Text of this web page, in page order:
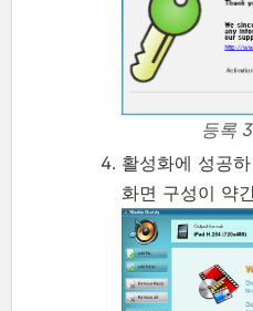
등록
활성화에 성공
화면 구성이 약